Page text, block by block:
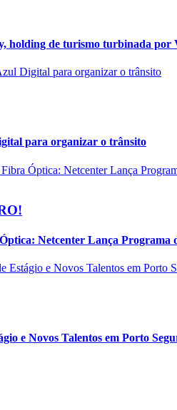
holding de turismo turbinada por
para organizar o trânsito
Netcenter Lança Programa
e Novos Talentos em Porto